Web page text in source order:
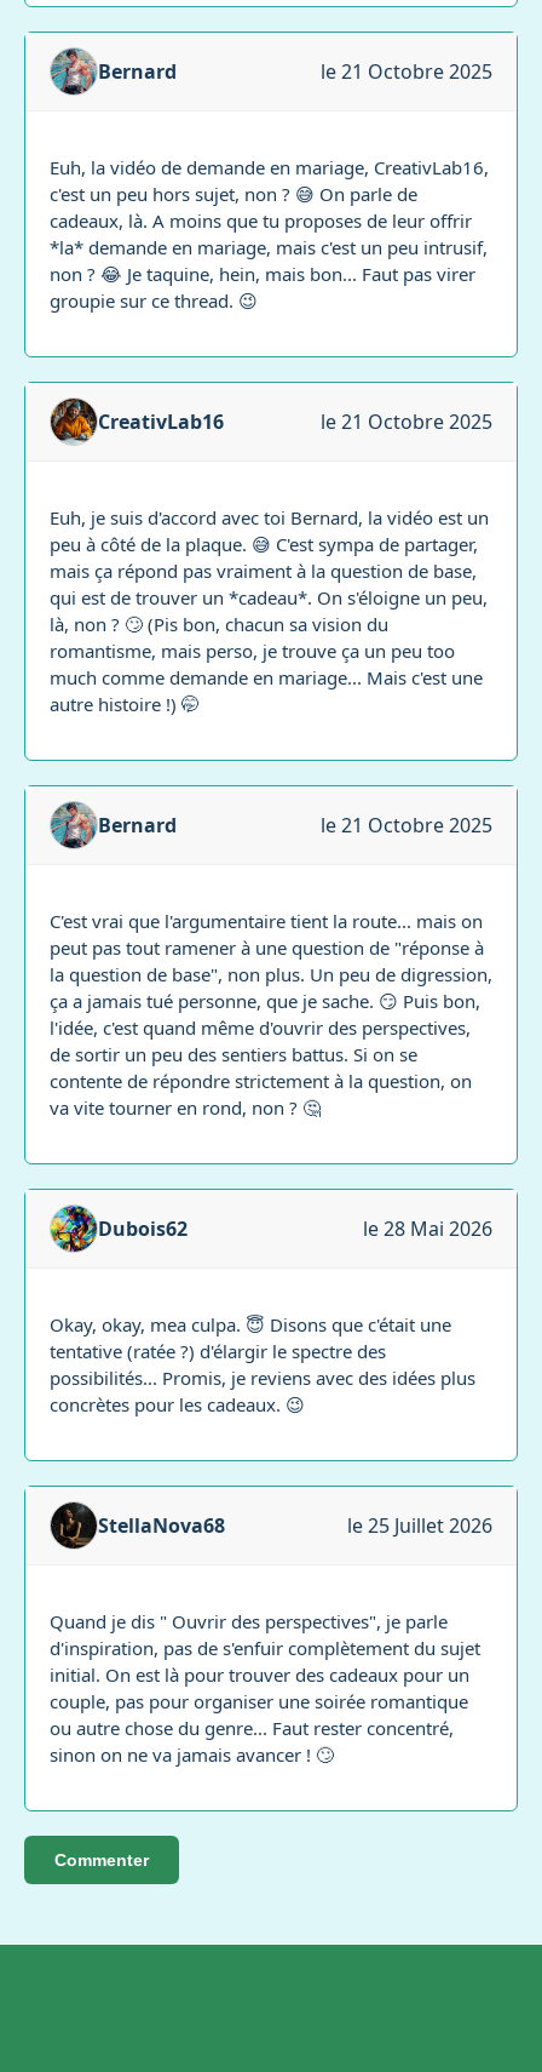
Bernard le 21 Octobre 2025
Euh, la vidéo de demande en mariage, CreativLab16,
c'est un peu hors sujet, non ? 😅 On parle de
cadeaux, là. A moins que tu proposes de leur offrir
*la* demande en mariage, mais c'est un peu intrusif,
non ? 😂 Je taquine, hein, mais bon... Faut pas virer
groupie sur ce thread. 😉
CreativLab16 le 21 Octobre 2025
Euh, je suis d'accord avec toi Bernard, la vidéo est un
peu à côté de la plaque. 😅 C'est sympa de partager,
mais ça répond pas vraiment à la question de base,
qui est de trouver un *cadeau*. On s'éloigne un peu,
là, non ? 🙄 (Pis bon, chacun sa vision du
romantisme, mais perso, je trouve ça un peu too
much comme demande en mariage... Mais c'est une
autre histoire !) 🤭
Bernard le 21 Octobre 2025
C'est vrai que l'argumentaire tient la route... mais on
peut pas tout ramener à une question de "réponse à
la question de base", non plus. Un peu de digression,
ça a jamais tué personne, que je sache. 😏 Puis bon,
l'idée, c'est quand même d'ouvrir des perspectives,
de sortir un peu des sentiers battus. Si on se
contente de répondre strictement à la question, on
va vite tourner en rond, non ? 🤔
Dubois62 le 28 Mai 2026
Okay, okay, mea culpa. 😇 Disons que c'était une
tentative (ratée ?) d'élargir le spectre des
possibilités... Promis, je reviens avec des idées plus
concrètes pour les cadeaux. 😉
StellaNova68 le 25 Juillet 2026
Quand je dis " Ouvrir des perspectives", je parle
d'inspiration, pas de s'enfuir complètement du sujet
initial. On est là pour trouver des cadeaux pour un
couple, pas pour organiser une soirée romantique
ou autre chose du genre... Faut rester concentré,
sinon on ne va jamais avancer ! 🙄
Commenter